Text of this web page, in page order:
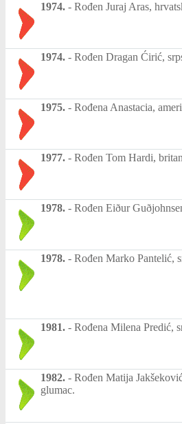
1974. - Rođen Juraj Aras,
1974. - Rođen Dragan Ćirić,
1975. - Rođena Anastacia,
1977. - Rođen Tom Hardi,
1978. - Rođen Eiður
1978. - Rođen Marko Pantelić,
1981. - Rođena Milena Predić,
1982. - Rođen Matija
glumac.